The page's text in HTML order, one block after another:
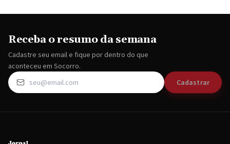
Receba o resumo da semana
Cadastre seu email e fique por dentro do que
aconteceu em Socorro.
Cadastrar